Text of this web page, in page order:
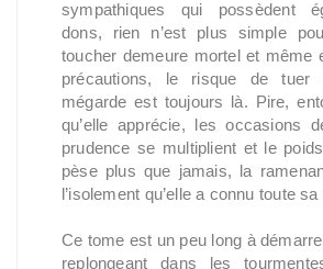
sympathiques qui possèdent
dons, rien n’est plus simple
toucher demeure mortel et même
précautions, le risque de tuer
mégarde est toujours là. Pire,
qu’elle apprécie, les occasions
prudence se multiplient et le
pèse plus que jamais, la
l’isolement qu’elle a connu toute sa
Ce tome est un peu long à
replongeant dans les